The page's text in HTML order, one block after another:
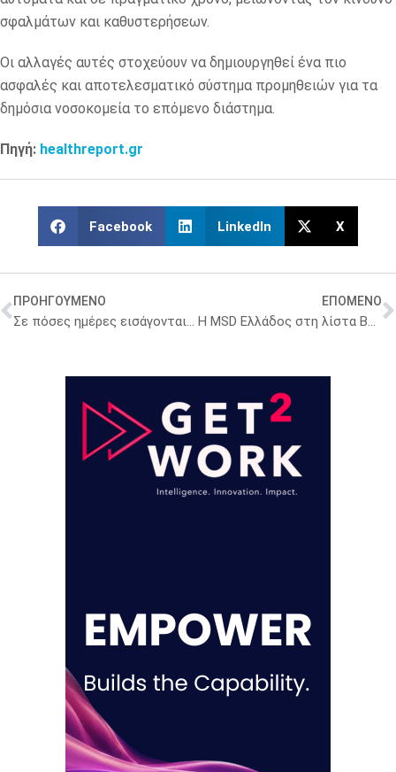
σφαλμάτων και καθυστερήσεων.
Οι αλλαγές αυτές στοχεύουν να δημιουργηθεί ένα πιο
ασφαλές και αποτελεσματικό σύστημα προμηθειών για τα
δημόσια νοσοκομεία το επόμενο διάστημα.
Πηγή: healthreport.gr
Facebook LinkedIn X
ΠΡΟΗΓΟΥΜΕΝΟ
Σε πόσες ημέρες εισάγονται φάρμακα από το εξωτερικό που δεν υπάρχουν στην Ελλάδα
ΕΠΟΜΕΝΟ
Η MSD Ελλάδος στη λίστα Best Workplaces for Women Hellas 2026